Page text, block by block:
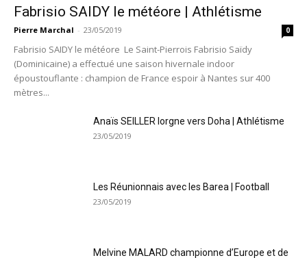
Fabrisio SAIDY le météore | Athlétisme
Pierre Marchal - 23/05/2019 0
Fabrisio SAIDY le météore Le Saint-Pierrois Fabrisio Saïdy
(Dominicaine) a effectué une saison hivernale indoor
époustouflante : champion de France espoir à Nantes sur 400
mètres...
Anaïs SEILLER lorgne vers Doha | Athlétisme
23/05/2019
Les Réunionnais avec les Barea | Football
23/05/2019
Melvine MALARD championne d’Europe et de